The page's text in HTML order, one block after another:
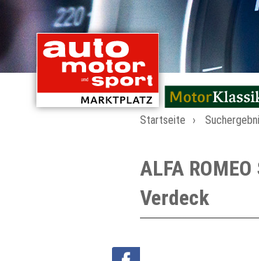
Startseite
ALFA
Verdeck